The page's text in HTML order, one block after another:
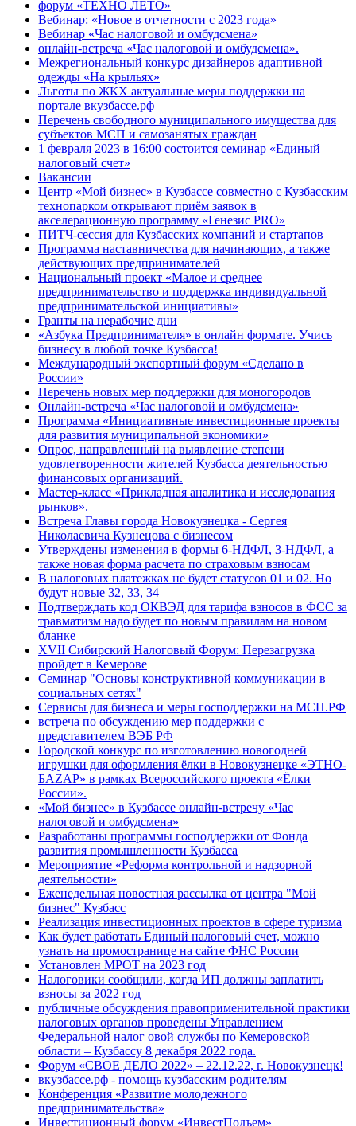
форум «ТЕХНО ЛЕТО»
Вебинар: «Новое в отчетности с 2023 года»
Вебинар «Час налоговой и омбудсмена»
онлайн-встреча «Час налоговой и омбудсмена».
Межрегиональный конкурс дизайнеров адаптивной
одежды «На крыльях»
Льготы по ЖКХ актуальные меры поддержки на
портале вкузбассе.рф
Перечень свободного муниципального имущества для
субъектов МСП и самозанятых граждан
1 февраля 2023 в 16:00 состоится семинар «Единый
налоговый счет»
Вакансии
Центр «Мой бизнес» в Кузбассе совместно с Кузбасским
технопарком открывают приём заявок в
акселерационную программу «Генезис PRO»
ПИТЧ-сессия для Кузбасских компаний и стартапов
Программа наставничества для начинающих, а также
действующих предпринимателей
Национальный проект «Малое и среднее
предпринимательство и поддержка индивидуальной
предпринимательской инициативы»
Гранты на нерабочие дни
«Азбука Предпринимателя» в онлайн формате. Учись
бизнесу в любой точке Кузбасса!
Международный экспортный форум «Сделано в
России»
Перечень новых мер поддержки для моногородов
Онлайн-встреча «Час налоговой и омбудсмена»
Программа «Инициативные инвестиционные проекты
для развития муниципальной экономики»
Опрос, направленный на выявление степени
удовлетворенности жителей Кузбасса деятельностью
финансовых организаций.
Мастер-класс «Прикладная аналитика и исследования
рынков».
Встреча Главы города Новокузнецка - Сергея
Николаевича Кузнецова с бизнесом
Утверждены изменения в формы 6-НДФЛ, 3-НДФЛ, а
также новая форма расчета по страховым взносам
В налоговых платежках не будет статусов 01 и 02. Но
будут новые 32, 33, 34
Подтверждать код ОКВЭД для тарифа взносов в ФСС за
травматизм надо будет по новым правилам на новом
бланке
XVII Сибирский Налоговый Форум: Перезагрузка
пройдет в Кемерове
Семинар "Основы конструктивной коммуникации в
социальных сетях"
Сервисы для бизнеса и меры господдержки на МСП.РФ
встреча по обсуждению мер поддержки с
представителем ВЭБ РФ
Городской конкурс по изготовлению новогодней
игрушки для оформления ёлки в Новокузнецке «ЭТНО-
БАZАР» в рамках Всероссийского проекта «Ёлки
России».
«Мой бизнес» в Кузбассе онлайн-встречу «Час
налоговой и омбудсмена»
Разработаны программы господдержки от Фонда
развития промышленности Кузбасса
Мероприятие «Реформа контрольной и надзорной
деятельности»
Еженедельная новостная рассылка от центра "Мой
бизнес" Кузбасс
Реализация инвестиционных проектов в сфере туризма
Как будет работать Единый налоговый счет, можно
узнать на промостранице на сайте ФНС России
Установлен МРОТ на 2023 год
Налоговики сообщили, когда ИП должны заплатить
взносы за 2022 год
публичные обсуждения правоприменительной практики
налоговых органов проведены Управлением
Федеральной налог овой службы по Кемеровской
области – Кузбассу 8 декабря 2022 года.
Форум «СВОЕ ДЕЛО 2022» – 22.12.22, г. Новокузнецк!
вкузбассе.рф - помощь кузбасским родителям
Конференция «Развитие молодежного
предпринимательства»
Инвестиционный форум «ИнвестПодъем»